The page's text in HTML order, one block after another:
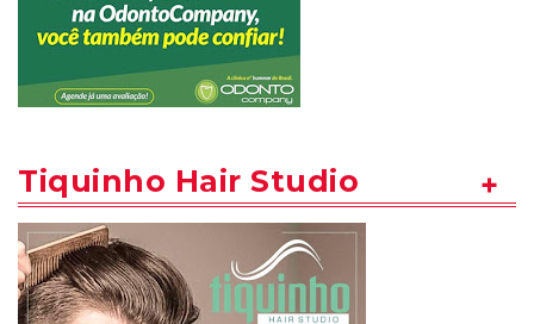
Tiquinho Hair Studio